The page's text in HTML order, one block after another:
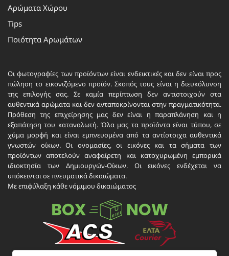
Αρώματα Χώρου
Tips
Ποιότητα Αρωμάτων
Οι φωτογραφίες των προϊόντων είναι ενδεικτικές και δεν είναι προς
πώληση το εικονιζόμενο προϊόν. Σκοπός τους είναι η διευκόλυνση
της επιλογής σας. Σε καμία περίπτωση δεν αντιστοιχούν στα
αυθεντικά αρώματα και δεν ανταποκρίνονται στην πραγματικότητα.
Πρόθεση της επιχείρησης μας δεν είναι η παραπλάνηση και η
εξαπάτηση του καταναλωτή. Όλα μας τα προϊόντα είναι τύπου, σε
χύμα μορφή και είναι εμπνευσμένα από τα αντίστοιχα αυθεντικά
γνωστών οίκων. Οι ονομασίες, οι εικόνες και τα σήματα των
προϊόντων αποτελούν αναφαίρετη και κατοχυρωμένη εμπορικά
ιδιοκτησία των Δημιουργών-Οίκων. Οι εικόνες ενδέχεται να
υπόκεινται σε πνευματικά δικαιώματα.
Με επιφύλαξη κάθε νόμιμου δικαιώματος